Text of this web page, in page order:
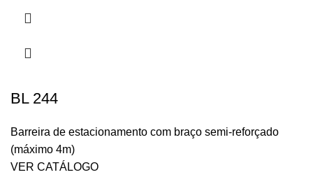
BL 244
Barreira de estacionamento com braço semi-reforçado
(máximo 4m)
VER CATÁLOGO